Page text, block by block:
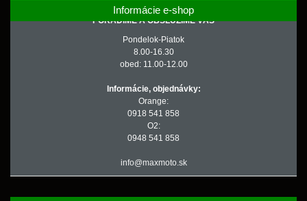
Informácie e-shop
PORADÍME A OBSLÚŽIME VÁS
Pondelok-Piatok
8.00-16.30
obed: 11.00-12.00
Informácie, objednávky:
Orange:
0918 541 858
O2:
0948 541 858
info@maxmoto.sk